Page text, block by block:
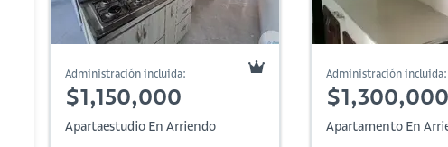
Administración incluida:
$1,150,000
Apartaestudio En Arriendo
Administración incluida:
$1,300,000
Apartamento En